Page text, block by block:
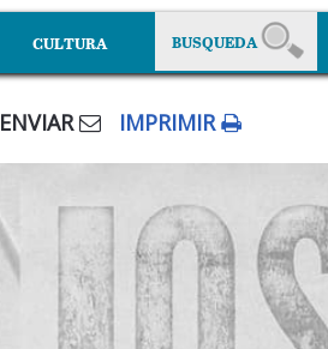
CULTURA
ENVIAR IMPRIMIR